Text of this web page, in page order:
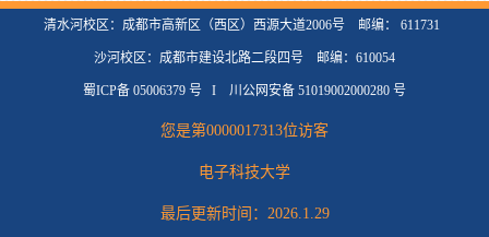
清水河校区：成都市高新区（西区）西源大道2006号 邮编： 611731
沙河校区：成都市建设北路二段四号 邮编：610054
蜀ICP备 05006379 号 I 川公网安备 51019002000280 号
您是第0000017313位访客
电子科技大学
最后更新时间： 2026.1.29